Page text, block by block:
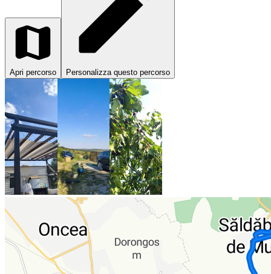
Apri percorso Personalizza questo percorso